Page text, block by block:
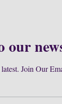
our
Join Our